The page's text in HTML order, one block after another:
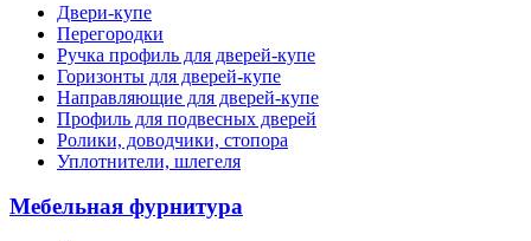
Двери-купе
Перегородки
Ручка профиль для дверей-купе
Горизонты для дверей-купе
Направляющие для дверей-купе
Профиль для подвесных дверей
Ролики, доводчики, стопора
Уплотнители, шлегеля
Мебельная фурнитура